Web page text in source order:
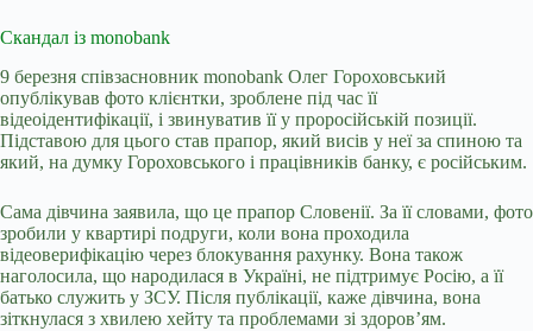
Скандал із monobank
9 березня співзасновник monobank Олег Гороховський
опублікував фото клієнтки, зроблене під час її
відеоідентифікації, і звинуватив її у проросійській позиції.
Підставою для цього став прапор, який висів у неї за спиною та
який, на думку Гороховського і працівників банку, є російським.
Сама дівчина заявила, що це прапор Словенії. За її словами, фото
зробили у квартирі подруги, коли вона проходила
відеоверифікацію через блокування рахунку. Вона також
наголосила, що народилася в Україні, не підтримує Росію, а її
батько служить у ЗСУ. Після публікації, каже дівчина, вона
зіткнулася з хвилею хейту та проблемами зі здоров’ям.